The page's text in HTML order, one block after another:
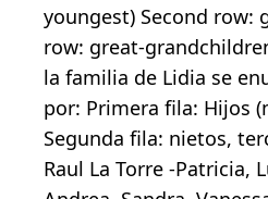
youngest) Second row:
row: great-
la familia de Lidia se
por: Primera fila: Hijos
Segunda fila: nietos,
Raul La Torre -Patricia,